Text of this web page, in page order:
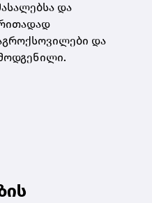
და
და